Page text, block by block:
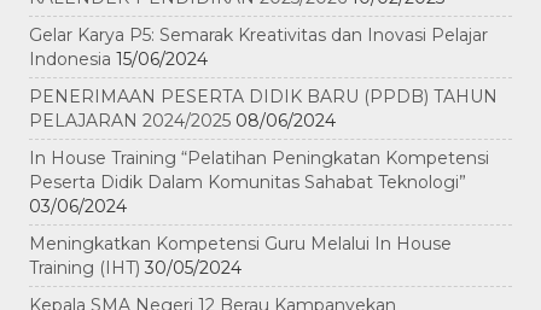
Gelar Karya P5: Semarak Kreativitas dan Inovasi Pelajar
Indonesia 15/06/2024
PENERIMAAN PESERTA DIDIK BARU (PPDB) TAHUN
PELAJARAN 2024/2025 08/06/2024
In House Training “Pelatihan Peningkatan Kompetensi
Peserta Didik Dalam Komunitas Sahabat Teknologi”
03/06/2024
Meningkatkan Kompetensi Guru Melalui In House
Training (IHT) 30/05/2024
Kepala SMA Negeri 12 Berau Kampanyekan